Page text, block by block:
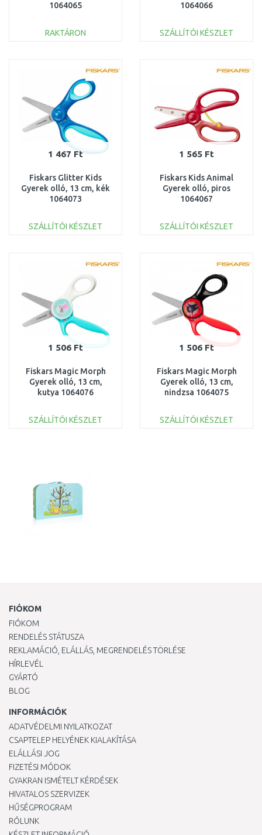
1064065
RAKTÁRON
Összehasonlítás
1064066
SZÁLLÍTÓI KÉSZLET
Összehasonlítás
1 467 Ft
Fiskars Glitter Kids
Gyerek olló, 13 cm, kék
1064073
SZÁLLÍTÓI KÉSZLET
Összehasonlítás
1 565 Ft
Fiskars Kids Animal
Gyerek olló, piros
1064067
SZÁLLÍTÓI KÉSZLET
Összehasonlítás
1 506 Ft
Fiskars Magic Morph
Gyerek olló, 13 cm,
kutya 1064076
SZÁLLÍTÓI KÉSZLET
1 506 Ft
Fiskars Magic Morph
Gyerek olló, 13 cm,
nindzsa 1064075
SZÁLLÍTÓI KÉSZLET
FIÓKOM
FIÓKOM
RENDELÉS STÁTUSZA
REKLAMÁCIÓ, ELÁLLÁS, MEGRENDELÉS TÖRLÉSE
HÍRLEVÉL
GYÁRTÓ
BLOG
INFORMÁCIÓK
ADATVÉDELMI NYILATKOZAT
CSAPTELEP HELYÉNEK KIALAKÍTÁSA
ELÁLLÁSI JOG
FIZETÉSI MÓDOK
GYAKRAN ISMÉTELT KÉRDÉSEK
HIVATALOS SZERVIZEK
HŰSÉGPROGRAM
RÓLUNK